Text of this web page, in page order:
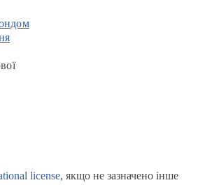
license, якщо не зазначено інше